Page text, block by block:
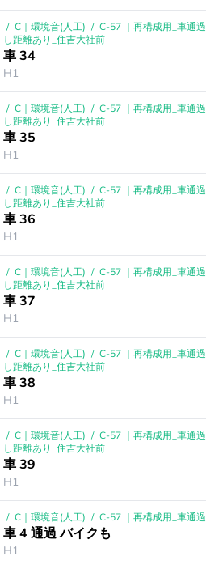
/ C｜環境音(人工) / C-57 ｜再構成用_車通過
し距離あり_住吉大社前
車 34
H1
/ C｜環境音(人工) / C-57 ｜再構成用_車通過
し距離あり_住吉大社前
車 35
H1
/ C｜環境音(人工) / C-57 ｜再構成用_車通過
し距離あり_住吉大社前
車 36
H1
/ C｜環境音(人工) / C-57 ｜再構成用_車通過
し距離あり_住吉大社前
車 37
H1
/ C｜環境音(人工) / C-57 ｜再構成用_車通過
し距離あり_住吉大社前
車 38
H1
/ C｜環境音(人工) / C-57 ｜再構成用_車通過
し距離あり_住吉大社前
車 39
H1
/ C｜環境音(人工) / C-57 ｜再構成用_車通過
車 4 通過 バイクも
H1